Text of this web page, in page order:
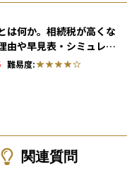
は何か。相続税が高くな
由や早見表・シミュレー
を解説
難易度:
関連質問